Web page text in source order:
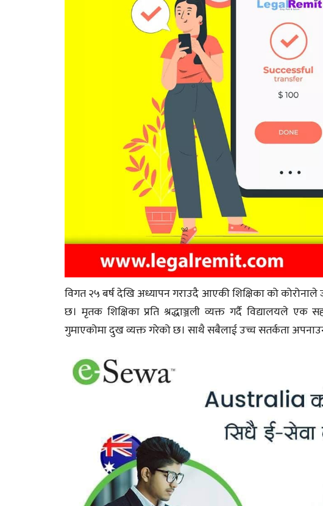
विगत २५ बर्ष देखि अध्यापन गराउदै आएकी शिक्षिका को कोरोनाले
छ। मृतक शिक्षिका प्रति श्रद्धाञ्जली व्यक्त गर्दै विद्यालयले एक
गुमाएकोमा दुख व्यक्त गरेको छ। साथै सबैलाई उच्च सतर्कता